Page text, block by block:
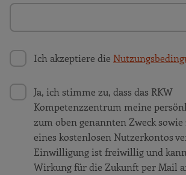
Ich akzeptiere die
Ja, ich stimme zu, dass das RKW
Kompetenzzentrum meine
zum oben genannten Zweck
eines kostenlosen Nutzerkontos
Einwilligung ist freiwillig und
Wirkung für die Zukunft per Mail